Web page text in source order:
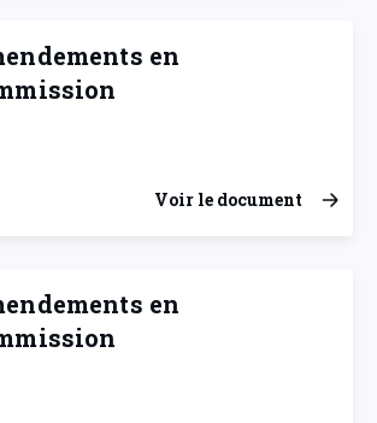
en
1978
Voir le document
en